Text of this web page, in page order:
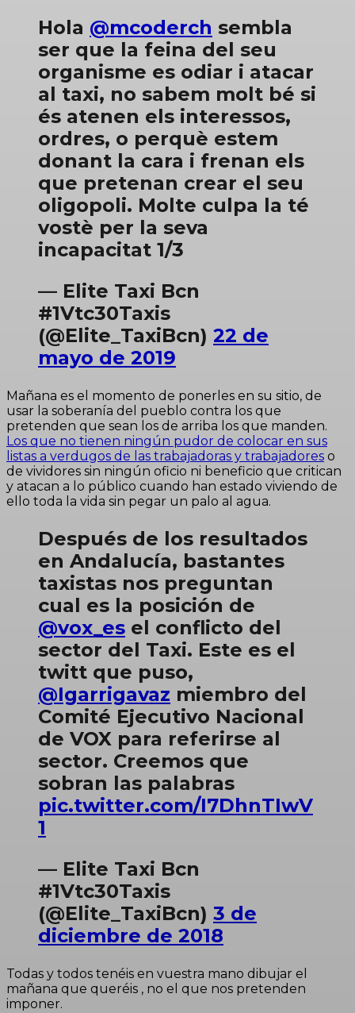
Hola @mcoderch sembla
ser que la feina del seu
organisme es odiar i atacar
al taxi, no sabem molt bé si
és atenen els interessos,
ordres, o perquè estem
donant la cara i frenan els
que pretenan crear el seu
oligopoli. Molte culpa la té
vostè per la seva
incapacitat 1/3
— Elite Taxi Bcn
#1Vtc30Taxis
(@Elite_TaxiBcn) 22 de
mayo de 2019
Mañana es el momento de ponerles en su sitio, de
usar la soberanía del pueblo contra los que
pretenden que sean los de arriba los que manden.
Los que no tienen ningún pudor de colocar en sus
listas a verdugos de las trabajadoras y trabajadores o
de vividores sin ningún oficio ni beneficio que critican
y atacan a lo público cuando han estado viviendo de
ello toda la vida sin pegar un palo al agua.
Después de los resultados
en Andalucía, bastantes
taxistas nos preguntan
cual es la posición de
@vox_es el conflicto del
sector del Taxi. Este es el
twitt que puso,
@Igarrigavaz miembro del
Comité Ejecutivo Nacional
de VOX para referirse al
sector. Creemos que
sobran las palabras
pic.twitter.com/I7DhnTIwV
1
— Elite Taxi Bcn
#1Vtc30Taxis
(@Elite_TaxiBcn) 3 de
diciembre de 2018
Todas y todos tenéis en vuestra mano dibujar el
mañana que queréis , no el que nos pretenden
imponer.